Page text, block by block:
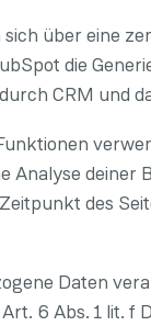
über eine
die
CRM und
Analyse
des
Daten
6 Abs. 1 lit. f